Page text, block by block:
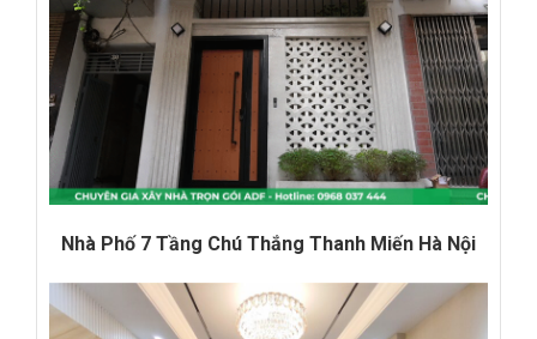
Nhà Phố 7 Tầng Chú Thắng Thanh Miến Hà Nội